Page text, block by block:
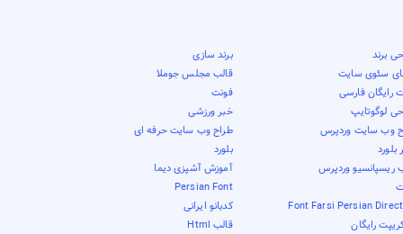
برند
برند سازی
سئوی سایت
قالب مجلس جوملا
رایگان فارسی
فونت
لوگوتایپ
خبر ورزشی
وب سایت وردپرس
طراح وب سایت حرفه ای
بلورد
بلورد
ریسپانسیو وردپرس
آموزش آشپزی دیما
Persian Font
Font Farsi Persian
کدبانو ایرانی
رایگان
قالب Html